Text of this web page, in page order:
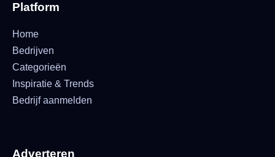
Platform
Home
Bedrijven
Categorieën
Inspiratie & Trends
Bedrijf aanmelden
Adverteren